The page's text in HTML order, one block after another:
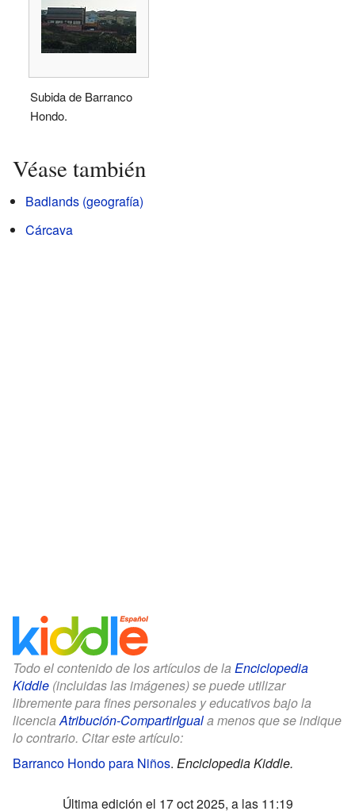
Subida de Barranco
Hondo.
Véase también
Badlands (geografía)
Cárcava
Todo el contenido de los artículos de la Enciclopedia
Kiddle (incluidas las imágenes) se puede utilizar
libremente para fines personales y educativos bajo la
licenciaAtribución-CompartirIguala menos que se indique
lo contrario. Citar este artículo:
Barranco Hondo para Niños. Enciclopedia Kiddle.
Última edición el 17 oct 2025, a las 11:19